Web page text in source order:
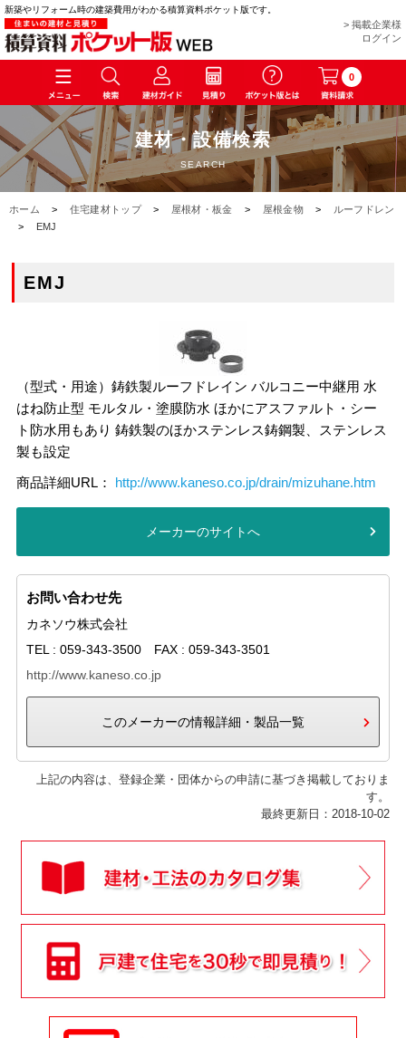
新築やリフォーム時の建築費用がわかる積算資料ポケット版です。
> 掲載企業様
ログイン
0
建材・設備検索
SEARCH
ホーム > 住宅建材トップ > 屋根材・板金 > 屋根金物 >
ルーフドレン
>
EMJ
EMJ
（型式・用途）鋳鉄製ルーフドレイン バルコニー中継用 水
はね防止型 モルタル・塗膜防水 ほかにアスファルト・シー
ト防水用もあり 鋳鉄製のほかステンレス鋳鋼製、ステンレス
製も設定
商品詳細URL： http://www.kaneso.co.jp/drain/mizuhane.htm
メーカーのサイトへ
お問い合わせ先
カネソウ株式会社
TEL : 059-343-3500 FAX : 059-343-3501
http://www.kaneso.co.jp
このメーカーの情報詳細・製品一覧
上記の内容は、登録企業・団体からの申請に基づき掲載しておりま
す。
最終更新日：2018-10-02